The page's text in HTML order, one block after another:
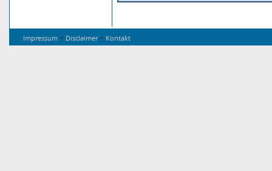
Impressum - Disclaimer- Kontakt